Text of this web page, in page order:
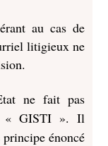
au cas de
litigieux ne
ne fait pas
« GISTI ». Il
énoncé